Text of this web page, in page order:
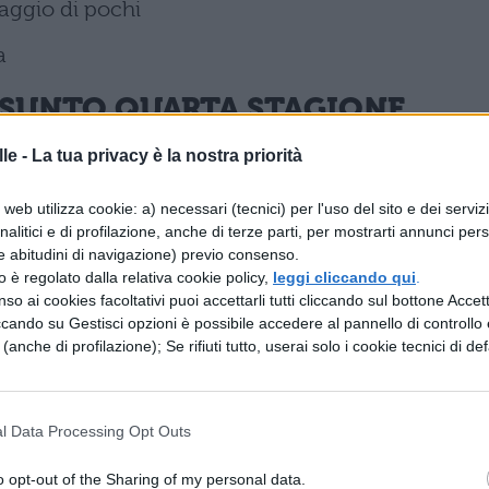
- La tua privacy è la nostra priorità
utilizza cookie: a) necessari (tecnici) per l'uso del sito e dei
e di profilazione, anche di terze parti, per mostrarti annunci
abitudini di navigazione) previo consenso.
è regolato dalla relativa cookie policy, leggi cliccando qui
ai cookies facoltativi puoi accettarli tutti cliccando sul bottone
su Gestisci opzioni è possibile accedere al pannello di controllo
di profilazione); Se rifiuti tutto, userai solo i cookie tecnici di
Data Processing Opt Outs
opt-out of the Sharing of my personal data.
di pochi
QUARTA STAGIONE
stagione. Cosa è accaduto? Beh, in occidente
come andrà a finire?
è in procinto di spostare Margaery Tyrell, ma
il banchetto per il suo matrimonio
mortale. Ma chi lo ha ucciso? Per
Joffrey Baratheon
la contestata e focosissima scena di
il fratello Jaime, che forse le solleva un pò